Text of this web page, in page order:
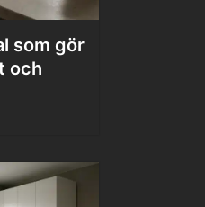
som gör
och